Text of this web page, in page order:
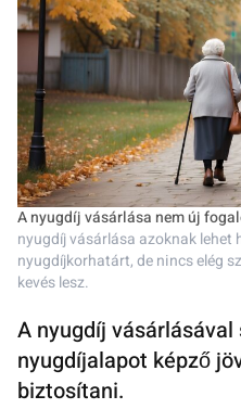
A nyugdíj vásárlása nem új
nyugdíj vásárlása azoknak lehet
nyugdíjkorhatárt, de nincs elég
kevés lesz.
A nyugdíj
nyugdíjalapot képző
biztosítani.